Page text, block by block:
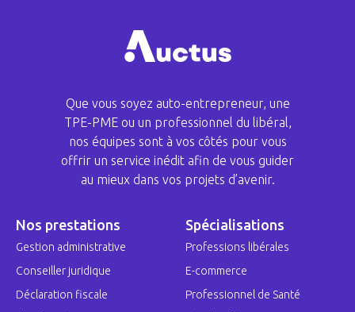
Que vous soyez auto-entrepreneur, une
TPE-PME ou un professionnel du libéral,
nos équipes sont à vos côtés pour vous
offrir un service inédit afin de vous guider
au mieux dans vos projets d’avenir.
Nos prestations
Gestion administrative
Conseiller juridique
Déclaration fiscale
Spécialisations
Professions libérales
E-commerce
Professionnel de Santé